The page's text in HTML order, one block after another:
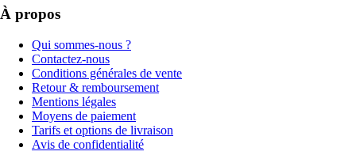
À propos
Qui sommes-nous ?
Contactez-nous
Conditions générales de vente
Retour & remboursement
Mentions légales
Moyens de paiement
Tarifs et options de livraison
Avis de confidentialité